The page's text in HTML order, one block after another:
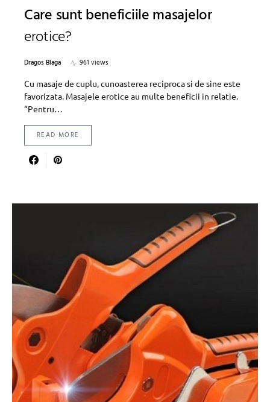
Care sunt beneficiile masajelor
erotice?
Dragos Blaga
961 views
Cu masaje de cuplu, cunoasterea reciproca si de sine este
favorizata. Masajele erotice au multe beneficii in relatie.
“Pentru…
READ MORE